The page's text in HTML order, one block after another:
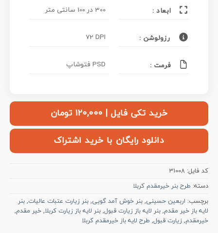
ابعاد : 300 در 100 سانتی متر
رزولوشن : 72 DPI
فرمت : PSD فتوشاپ
خرید تکی فایل | ۱۲۰,۰۰۰ تومان
دانلود رایگان با خرید اشتراک
کد فایل: 31008
دسته: طرح بنر خیرمقدم کربلا
برچسب: اربعین حسینی, بنر خوش آمد گویی, بنر زیارت عتبات عالیات, بنر
لایه باز خیر مقدم, بنر لایه باز زیارت قبول, بنر لایه باز زیارت کربلا, خیر مقدم,
خیرمقدم, زیارت قبول, طرح لایه باز خیرمقدم کربلا